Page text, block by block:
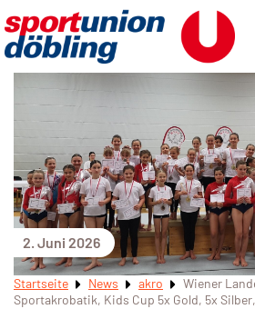
2. Juni 2026
Startseite News akro
Wiener
Sportakrobatik, Kids Cup 5x Gold, 5x